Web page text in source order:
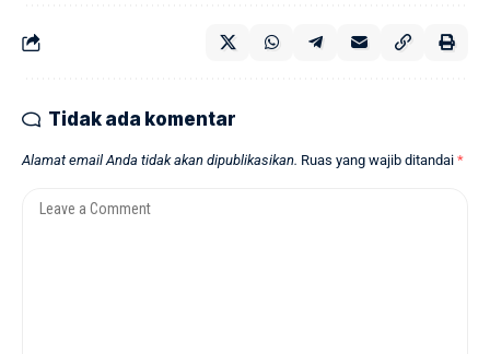
Tidak ada komentar
Alamat email Anda tidak akan dipublikasikan. Ruas yang wajib ditandai *